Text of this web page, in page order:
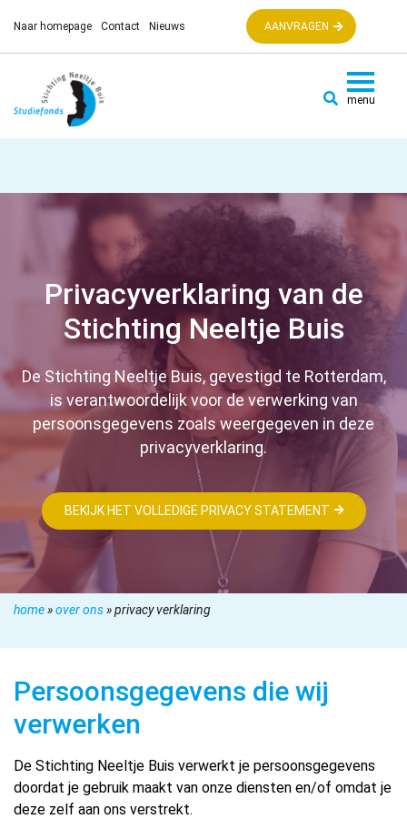
Naar homepage Contact Nieuws AANVRAGEN
Privacyverklaring van de
Stichting Neeltje Buis
De Stichting Neeltje Buis, gevestigd te Rotterdam,
is verantwoordelijk voor de verwerking van
persoonsgegevens zoals weergegeven in deze
privacyverklaring.
BEKIJK HET VOLLEDIGE PRIVACY STATEMENT
home»over ons»privacy verklaring
Persoonsgegevens die wij
verwerken
De Stichting Neeltje Buis verwerkt je persoonsgegevens
doordat je gebruik maakt van onze diensten en/of omdat je
deze zelf aan ons verstrekt.